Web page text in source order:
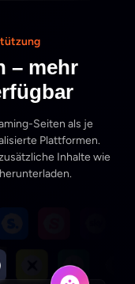
– mehr
Seiten als je
Plattformen.
Inhalte wie